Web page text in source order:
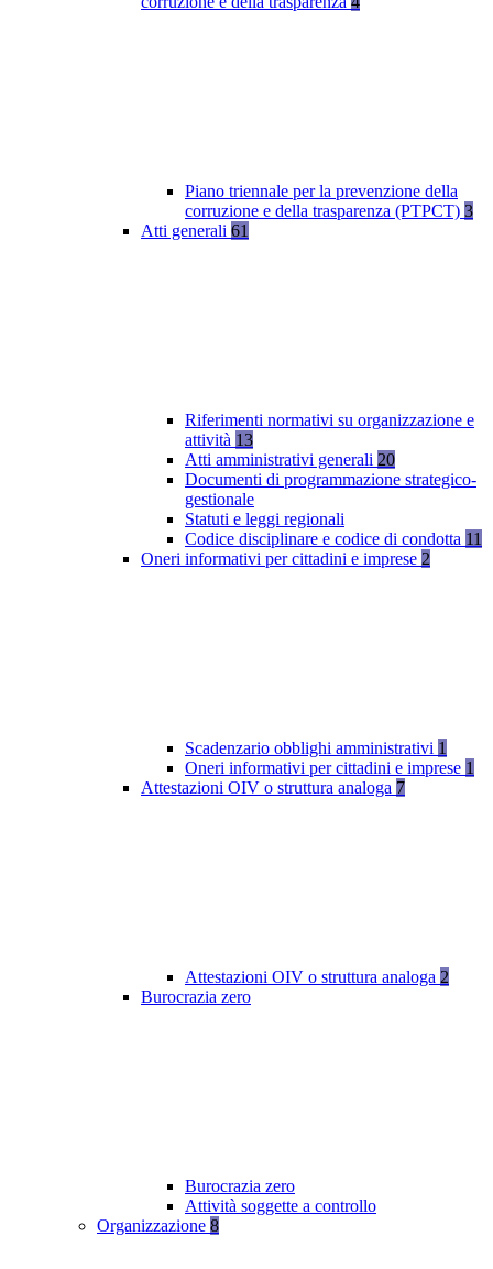
Piano triennale per la prevenzione della
corruzione e della trasparenza (PTPCT) 3
Atti generali 61
Riferimenti normativi su organizzazione e
attività 13
Atti amministrativi generali 20
Documenti di programmazione strategico-
gestionale
Statuti e leggi regionali
Codice disciplinare e codice di condotta 11
Oneri informativi per cittadini e imprese 2
Scadenzario obblighi amministrativi 1
Oneri informativi per cittadini e imprese 1
Attestazioni OIV o struttura analoga 7
Attestazioni OIV o struttura analoga 2
Burocrazia zero
Burocrazia zero
Attività soggette a controllo
Organizzazione 8